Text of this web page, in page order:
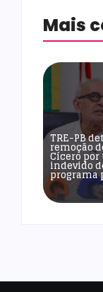
Mais
TRE-PB
remoção
Cícero por
indevido
programa